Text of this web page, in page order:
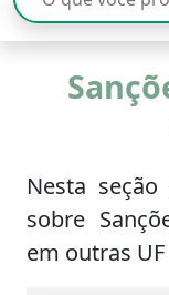
Nesta
sobre
em outras UF